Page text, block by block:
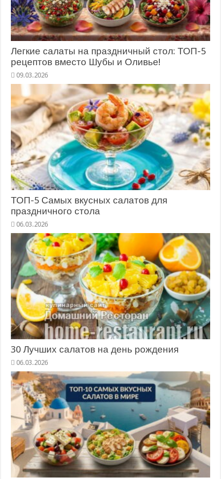
Легкие салаты на праздничный стол: ТОП-5
рецептов вместо Шубы и Оливье!
09.03.2026
ТОП-5 Самых вкусных салатов для
праздничного стола
06.03.2026
30 Лучших салатов на день рождения
06.03.2026